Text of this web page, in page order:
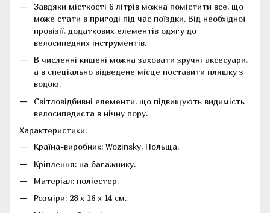
Завдяки місткості 6 літрів можна помістити все, що
може стати в пригоді під час поїздки. Від необхідної
провізії, додаткових елементів одягу до
велосипедних інструментів.
В численні кишені можна заховати зручні аксесуари,
а в спеціально відведене місце поставити пляшку з
водою.
Світловідбивні елементи, що підвищують видимість
велосипедиста в нічну пору.
Характеристики:
Країна-виробник: Wozinsky, Польща.
Кріплення: на багажнику.
Матеріал: поліестер.
Розміри: 28 х 16 х 14 см.